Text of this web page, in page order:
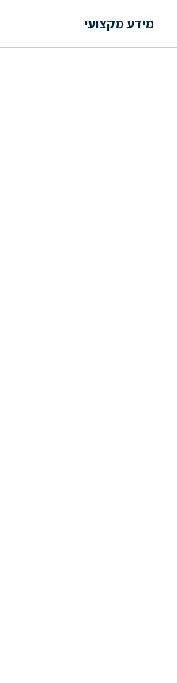
מידע מקצועי